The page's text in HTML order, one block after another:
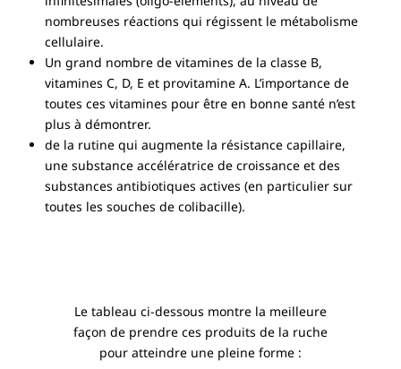
nombreuses réactions qui régissent le métabolisme
cellulaire.
Un grand nombre de vitamines de la classe B,
vitamines C, D, E et provitamine A. L’importance de
toutes ces vitamines pour être en bonne santé n’est
plus à démontrer.
de la rutine qui augmente la résistance capillaire,
une substance accélératrice de croissance et des
substances antibiotiques actives (en particulier sur
toutes les souches de colibacille).
Le tableau ci-dessous montre la meilleure
façon de prendre ces produits de la ruche
pour atteindre une pleine forme :